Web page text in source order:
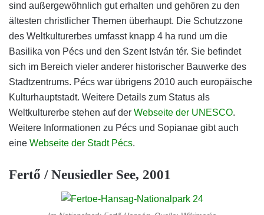
sind außergewöhnlich gut erhalten und gehören zu den
ältesten christlicher Themen überhaupt. Die Schutzzone
des Weltkulturerbes umfasst knapp 4 ha rund um die
Basilika von Pécs und den Szent István tér. Sie befindet
sich im Bereich vieler anderer historischer Bauwerke des
Stadtzentrums. Pécs war übrigens 2010 auch europäische
Kulturhauptstadt. Weitere Details zum Status als
Weltkulturerbe stehen auf der Webseite der UNESCO.
Weitere Informationen zu Pécs und Sopianae gibt auch
eine Webseite der Stadt Pécs.
Fertő / Neusiedler See, 2001